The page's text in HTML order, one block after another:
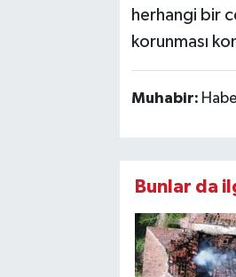
herhangi bir
korunması
Muhabir:
Bunlar da